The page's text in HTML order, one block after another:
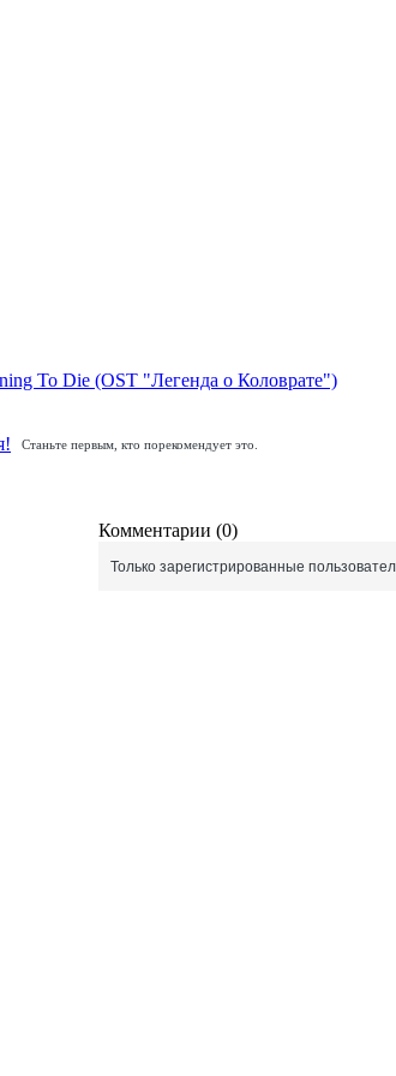
To Die (OST "Легенда о Коловрате")
Станьте первым, кто порекомендует это.
Комментарии (0)
Только зарегистрированные